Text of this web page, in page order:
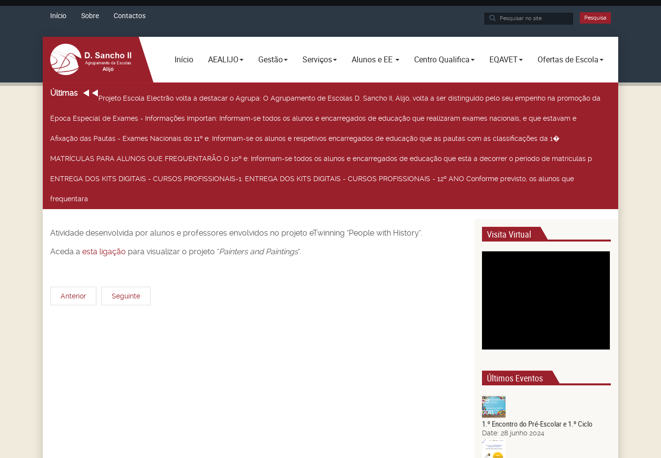
Início Sobre Contactos Pesquisa... Pesquisa
Início AEALIJO Gestão Serviços Alunos e EE Centro Qualifica EQAVET Ofertas de Escola
Últimas
Projeto Escola Electrão volta a destacar o Agrupa: O Agrupamento de Escolas D. Sancho II, Alijó, volta a ser distinguido pelo seu empenho na promoção da
Época Especial de Exames - Informações Importan: Informam-se todos os alunos e encarregados de educação que realizaram exames nacionais, e que estavam e
Afixação das Pautas - Exames Nacionais do 11º e: Informam-se os alunos e respetivos encarregados de educação que as pautas com as classificações da 1�
MATRÍCULAS PARA ALUNOS QUE FREQUENTARÃO O 10º e: Informam-se todos os alunos e encarregados de educação que está a decorrer o período de matrículas p
ENTREGA DOS KITS DIGITAIS - CURSOS PROFISSIONAIS-1: ENTREGA DOS KITS DIGITAIS - CURSOS PROFISSIONAIS - 12º ANO Conforme previsto, os alunos que
frequentara
Atividade desenvolvida por alunos e professores envolvidos no projeto eTwinning "People with History".
Aceda a esta ligação para visualizar o projeto "Painters and Paintings".
Anterior Seguinte
Visita Virtual
Últimos Eventos
28
Jun.
1.º Encontro do Pré-Escolar e 1.º Ciclo
Date: 28 junho 2024
21
Jun.